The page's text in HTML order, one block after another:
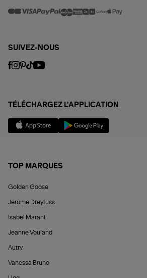
SUIVEZ-NOUS
TÉLÉCHARGEZ L'APPLICATION
TOP MARQUES
Golden Goose
Jérôme Dreyfuss
Isabel Marant
Jeanne Vouland
Autry
Vanessa Bruno